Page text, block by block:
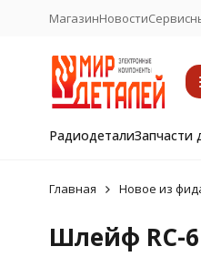
МагазинНовости
РадиодеталиЗапчасти
Главная Новое из
Шлейф RC-6